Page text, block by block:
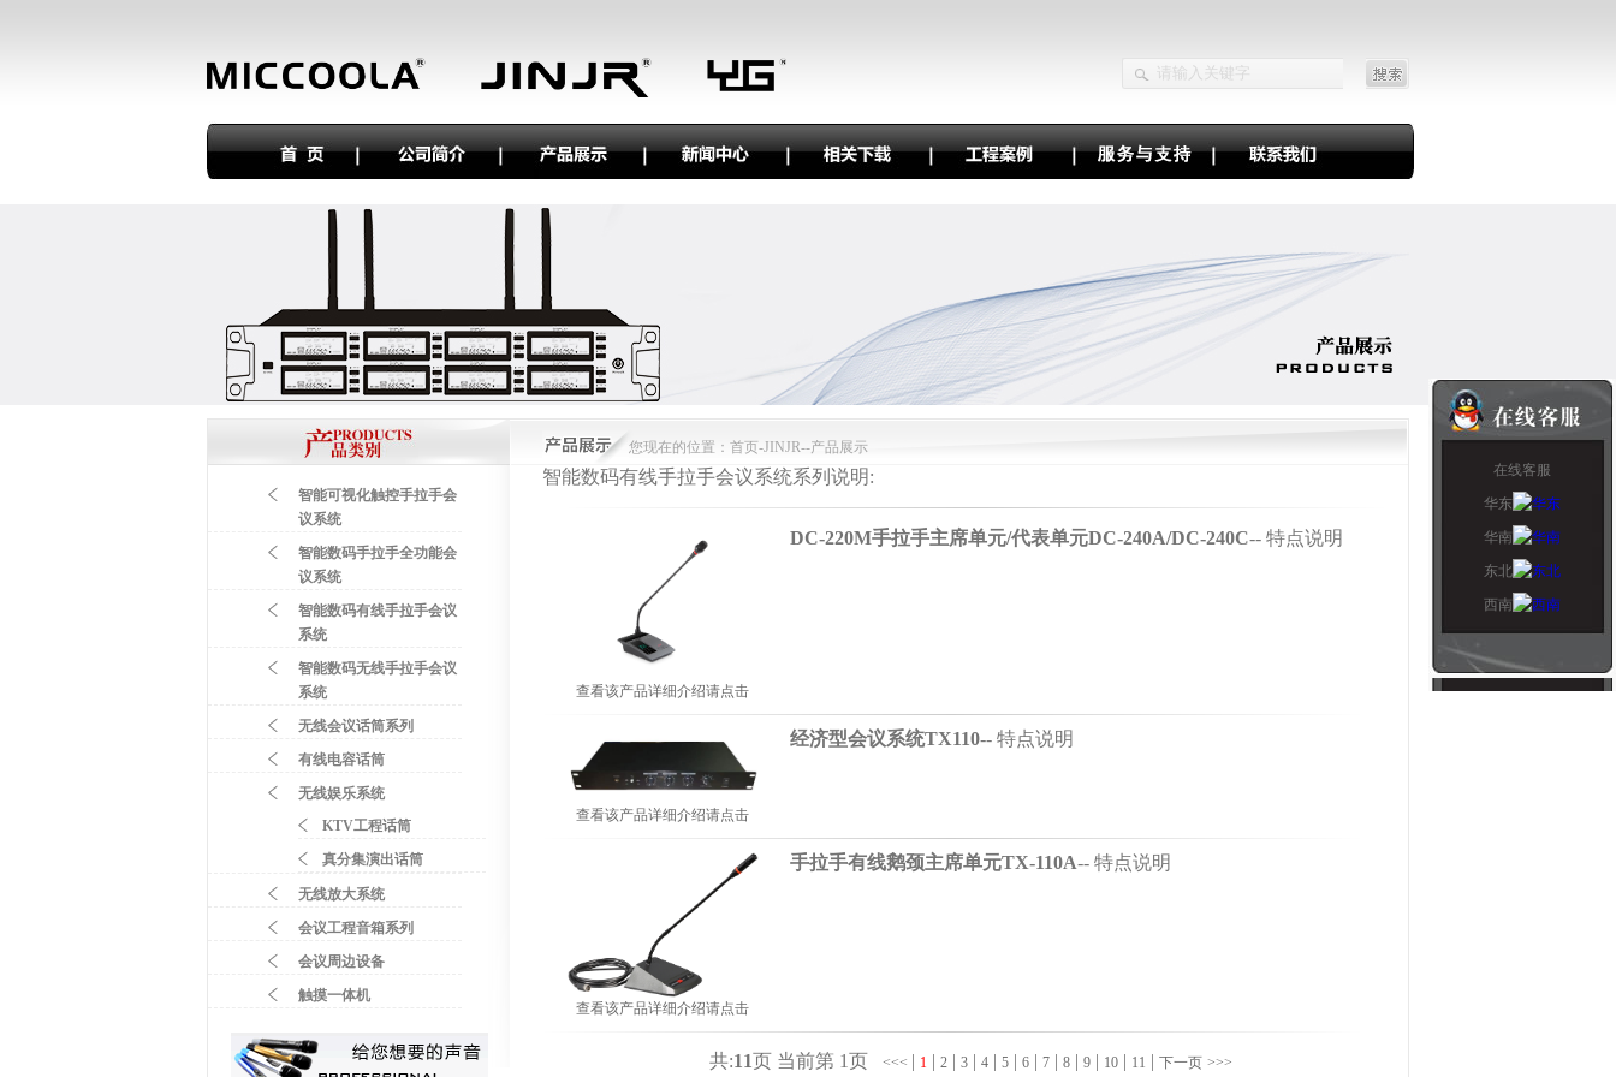
智能可视化触控手拉手会
议系统
智能数码手拉手全功能会
议系统
智能数码有线手拉手会议
系统
智能数码无线手拉手会议
系统
无线会议话筒系列
有线电容话筒
无线娱乐系统
KTV工程话筒
真分集演出话筒
无线放大系统
会议工程音箱系列
会议周边设备
触摸一体机
您现在的位置： 首页-JINJR--产品展示
智能数码有线手拉手会议系统系列说明:
查看该产品详细介绍请点击
DC-220M手拉手主席单元/代表单元DC-240A/DC-240C-- 特点说明
查看该产品详细介绍请点击
经济型会议系统TX110-- 特点说明
查看该产品详细介绍请点击
手拉手有线鹅颈主席单元TX-110A-- 特点说明
共:11页 当前第 1页 <<< | 1 | 2 | 3 | 4 | 5 | 6 | 7 | 8 | 9 | 10 | 11 | 下一页 >>>
在线客服
华东
华南
东北
西南